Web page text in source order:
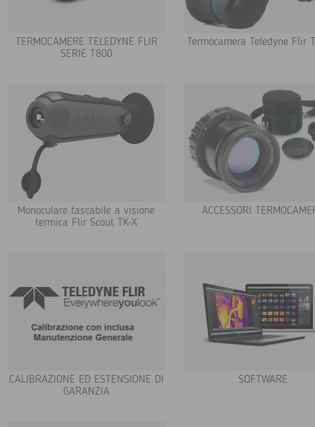
TERMOCAMERE TELEDYNE FLIR
SERIE T800
Termocamera Teledyne Flir
Monoculare tascabile a visione
termica Flir Scout TK-X
ACCESSORI
CALIBRAZIONE ED ESTENSIONE DI
GARANZIA
SOFTWARE